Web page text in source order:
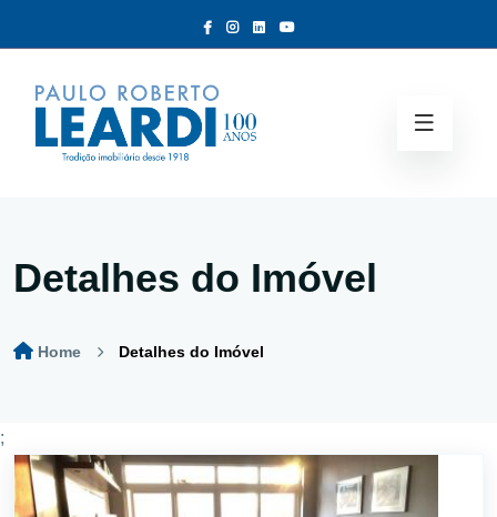
Detalhes do Imóvel
Home Detalhes do Imóvel
;